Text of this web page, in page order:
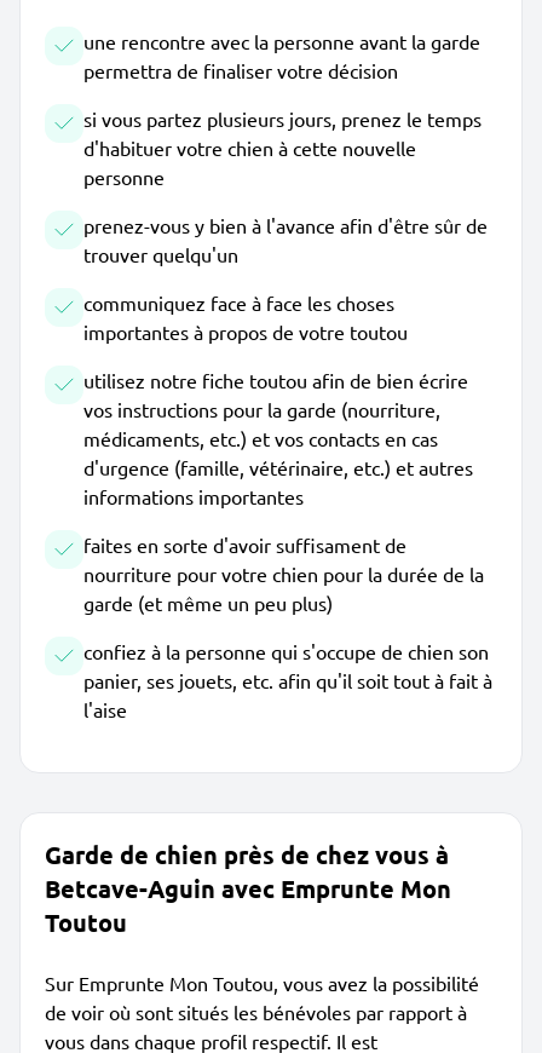
une rencontre avec la personne avant la garde
permettra de finaliser votre décision
si vous partez plusieurs jours, prenez le temps
d'habituer votre chien à cette nouvelle
personne
prenez-vous y bien à l'avance afin d'être sûr de
trouver quelqu'un
communiquez face à face les choses
importantes à propos de votre toutou
utilisez notre fiche toutou afin de bien écrire
vos instructions pour la garde (nourriture,
médicaments, etc.) et vos contacts en cas
d'urgence (famille, vétérinaire, etc.) et autres
informations importantes
faites en sorte d'avoir suffisament de
nourriture pour votre chien pour la durée de la
garde (et même un peu plus)
confiez à la personne qui s'occupe de chien son
panier, ses jouets, etc. afin qu'il soit tout à fait à
l'aise
Garde de chien près de chez vous à
Betcave-Aguin avec Emprunte Mon
Toutou
Sur Emprunte Mon Toutou, vous avez la possibilité
de voir où sont situés les bénévoles par rapport à
vous dans chaque profil respectif. Il est